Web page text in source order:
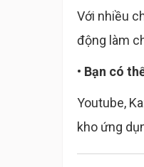
Với nhiều
động làm
• Bạn có
Youtube,
kho ứng